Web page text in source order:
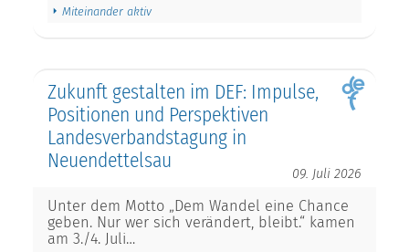
Miteinander aktiv
Zukunft gestalten im DEF: Impulse,
Positionen und Perspektiven
Landesverbandstagung in
Neuendettelsau
09. Juli 2026
Unter dem Motto „Dem Wandel eine Chance
geben. Nur wer sich verändert, bleibt.“ kamen
am 3./4. Juli…